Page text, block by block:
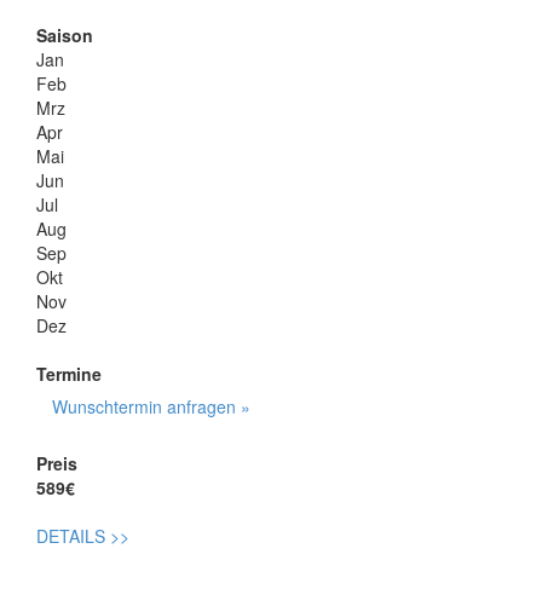
Saison
Jan
Feb
Mrz
Apr
Mai
Jun
Jul
Aug
Sep
Okt
Nov
Dez
Termine
Wunschtermin anfragen »
Preis
589€
DETAILS >>